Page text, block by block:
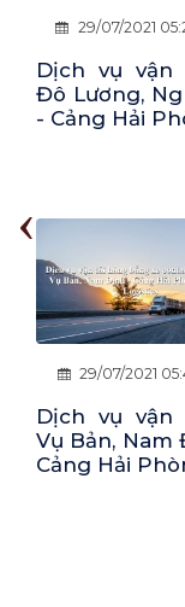
29/07/2021
Dịch vụ vận
Hạ Long,
Ninh -
29/07/2021
Dịch vụ vận
Cảng Hải
Đông Hưng,
‹